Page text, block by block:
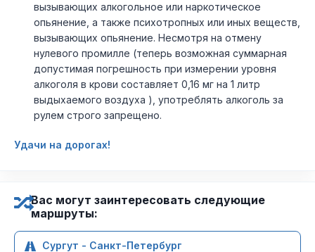
вызывающих алкогольное или наркотическое
опьянение, а также психотропных или иных веществ,
вызывающих опьянение. Несмотря на отмену
нулевого промилле (теперь возможная суммарная
допустимая погрешность при измерении уровня
алкоголя в крови составляет 0,16 мг на 1 литр
выдыхаемого воздуха ), употреблять алкоголь за
рулем строго запрещено.
Удачи на дорогах!
Вас могут заинтересовать следующие
маршруты:
Сургут - Санкт-Петербург